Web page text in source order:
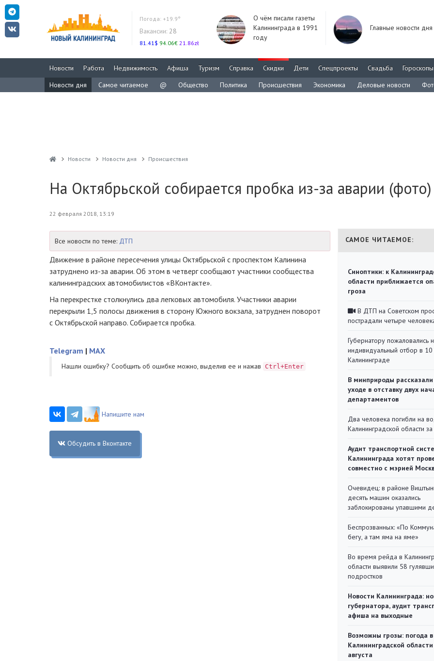
Погода: +19.9°
Вакансии: 28
81.41$ 94.06€ 21.86zł
О чём писали газеты
Калининграда в 1991
году
Главные новости дня
Новости Работа Недвижимость Афиша Туризм Справка Скидки Дети Спецпроекты Свадьба
Гороскопы
Новости дня
Самое читаемое @ Общество Политика Происшествия Экономика Деловые новости
Новости Новости дня Проиcшествия
На Октябрьской собирается пробка из-за аварии (фото)
22 февраля 2018, 13:19
Все новости по теме: ДТП
Движение в районе пересечения улицы Октябрьской с проспектом Калинина
затруднено из-за аварии. Об этом в четверг сообщают участники сообщества
калининградских автомобилистов «ВКонтакте».
На перекрестке столкнулись два легковых автомобиля. Участники аварии
перекрыли 1,5 полосы движения в сторону Южного вокзала, затруднен поворот
с Октябрьской направо. Собирается пробка.
Telegram | MAX
Нашли ошибку? Cообщить об ошибке можно, выделив ее и нажав Ctrl+Enter
Напишите нам
Обсудить в Вконтакте
САМОЕ ЧИТАЕМОЕ:
Синоптики: к
области приближается
гроза
В ДТП на Советском
пострадали четыре
Губернатору пожаловались
индивидуальный отбор в 10
Калининграде
В минприроды
уходе в отставку двух
департаментов
Два человека погибли на
Калининградской области
Аудит транспортной
Калининграда хотят
совместно с мэрией
Очевидец: в районе
десять машин оказались
заблокированы упавшими
Беспрозванных: «По
бегу, а там яма на яме»
Во время рейда в
области выявили 58
подростков
Новости Калининграда:
губернатора, аудит
афиша на выходные
Возможны грозы: погода в
Калининградской
августа